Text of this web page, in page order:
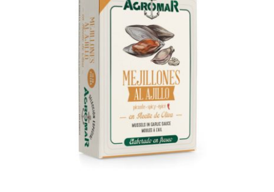
AÑADIR AL CARRITO
DETALLES